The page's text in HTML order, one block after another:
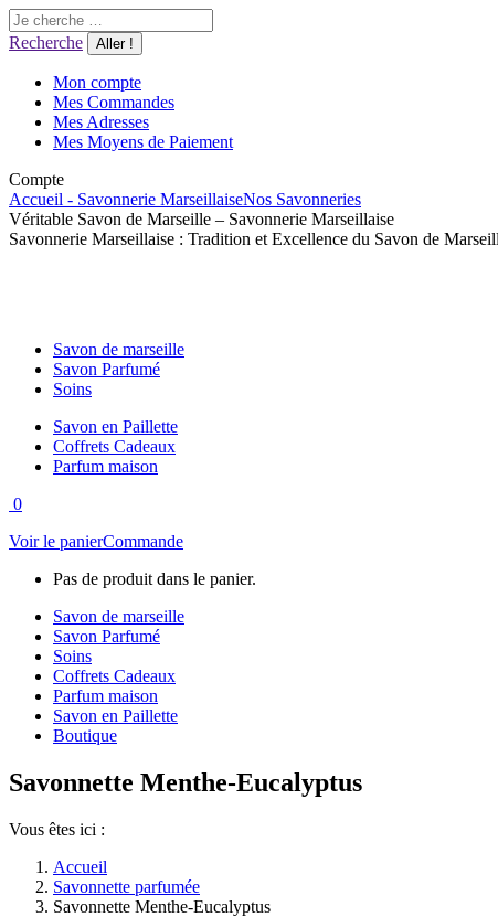
Aller
au
contenu
Recherche
:Recherche
Mon compte
Mes Commandes
Mes Adresses
Mes Moyens de Paiement
Compte
Accueil - Savonnerie MarseillaiseNos Savonneries
Véritable Savon de Marseille – Savonnerie Marseillaise
Savonnerie Marseillaise : Tradition et Excellence du Savon de
Savon de marseille
Savon Parfumé
Soins
Savon en Paillette
Coffrets Cadeaux
Parfum maison
0
Voir le panierCommande
Pas de produit dans le panier.
Savon de marseille
Savon Parfumé
Soins
Coffrets Cadeaux
Parfum maison
Savon en Paillette
Boutique
Savonnette Menthe-Eucalyptus
Vous êtes ici :
Accueil
Savonnette parfumée
Savonnette Menthe-Eucalyptus